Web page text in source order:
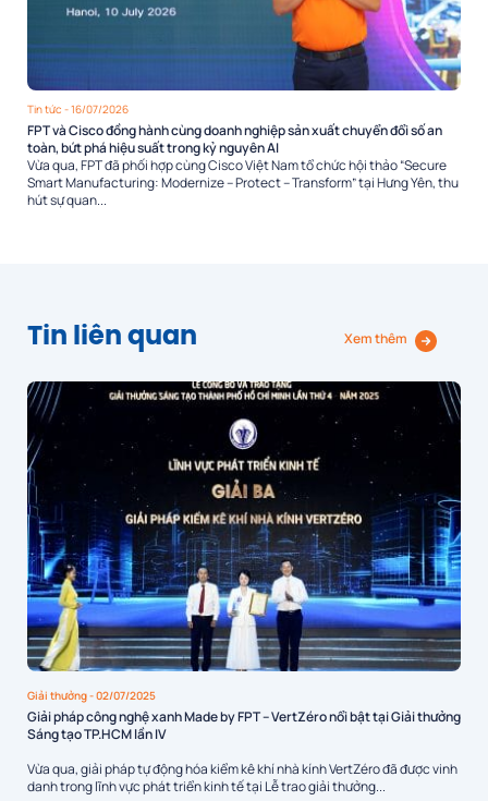
Tin tức - 16/07/2026
FPT và Cisco đồng hành cùng doanh nghiệp sản xuất chuyển đổi số an
toàn, bứt phá hiệu suất trong kỷ nguyên AI
Vừa qua, FPT đã phối hợp cùng Cisco Việt Nam tổ chức hội thảo “Secure
Smart Manufacturing: Modernize – Protect – Transform” tại Hưng Yên, thu
hút sự quan...
Tin liên quan Xem thêm
Giải thưởng- 02/07/2025
Giải pháp công nghệ xanh Made by FPT – VertZéro nổi bật tại Giải thưởng
Sáng tạo TP.HCM lần IV
Vừa qua, giải pháp tự động hóa kiểm kê khí nhà kính VertZéro đã được vinh
danh trong lĩnh vực phát triển kinh tế tại Lễ trao giải thưởng...